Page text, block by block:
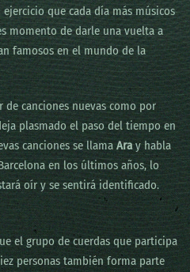
que cada día más músicos
momento de darle una vuelta a
famosos en el mundo de la
canciones nuevas como por
plasmado el paso del tiempo en
canciones se llama Aray habla
en los últimos años, lo
oír y se sentirá identificado.
el grupo de cuerdas que participa
personas también forma parte